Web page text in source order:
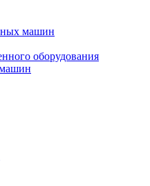
машин
оборудования